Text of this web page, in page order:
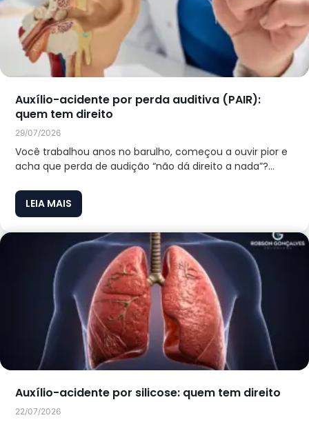
Auxílio-acidente por perda auditiva (PAIR):
quem tem direito
29/07/2026
Você trabalhou anos no barulho, começou a ouvir pior e
acha que perda de audição “não dá direito a nada”?...
LEIA MAIS
Auxílio-acidente por silicose: quem tem direito
22/07/2026